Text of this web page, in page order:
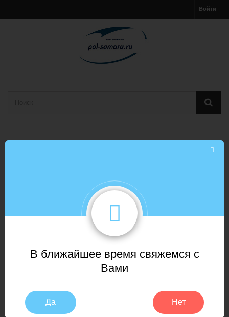
В ближайшее время свяжемся с
Вами
Да Нет
Войти
Плинтус ПВХ ROYCE 80 мм 341 Кварц